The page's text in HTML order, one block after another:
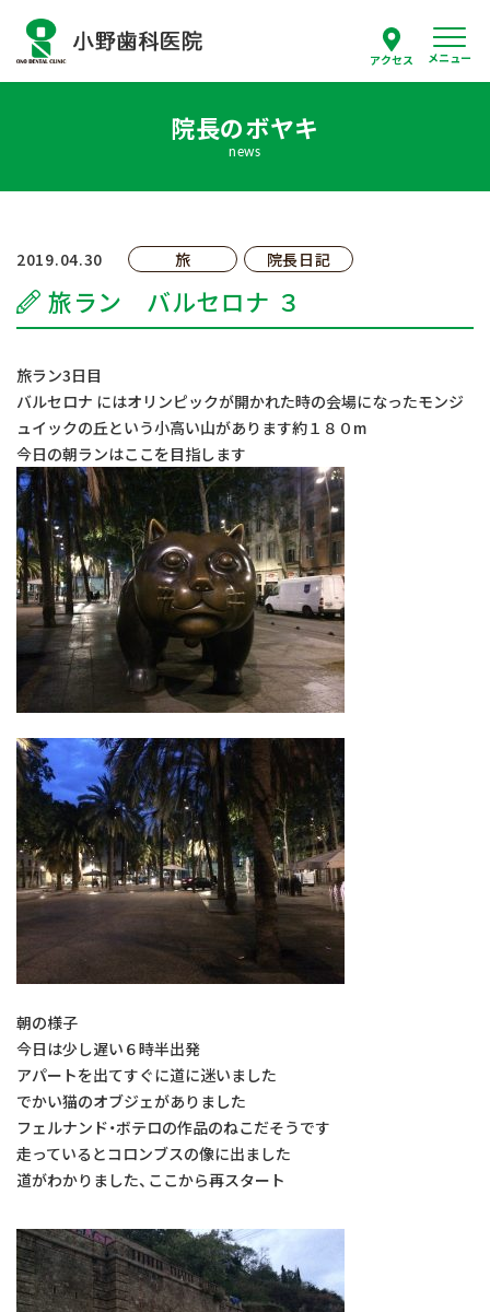
アクセス
院長のボヤキ
news
2019.04.30 旅 院長日記
旅ラン バルセロナ ３
旅ラン3日目
バルセロナ にはオリンピックが開かれた時の会場になったモンジ
ュイックの丘という小高い山があります約１８０m
今日の朝ランはここを目指します
朝の様子
今日は少し遅い６時半出発
アパートを出てすぐに道に迷いました
でかい猫のオブジェがありました
フェルナンド・ボテロの作品のねこだそうです
走っているとコロンブスの像に出ました
道がわかりました、ここから再スタート
メニュー
はじめての方へ
採用情報
よくあるご質問
院長のボヤキ
交通アクセス
お問い合わせ
予約のお電話はこちらから
tel.096-389-8885